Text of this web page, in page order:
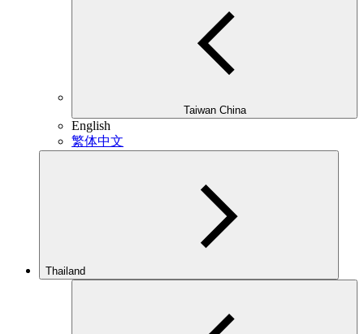
Taiwan China
English
繁体中文
Thailand